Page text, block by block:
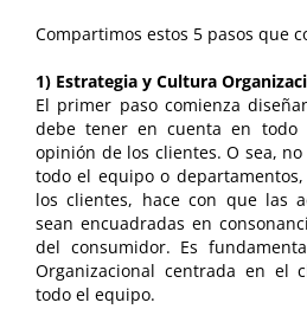
Compartimos estos 5 pasos que
1) Estrategia y Cultura
El primer paso comienza
debe tener en cuenta en todo
opinión de los clientes. O sea,
todo el equipo o
los clientes, hace con que las
sean encuadradas en
del consumidor. Es
Organizacional centrada en el
todo el equipo.